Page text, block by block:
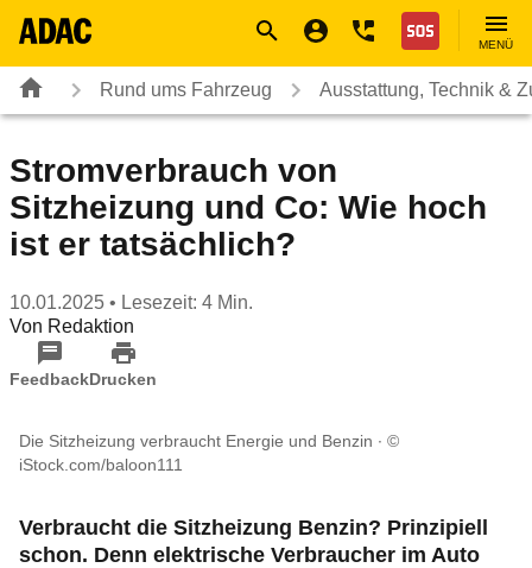
Nothilfe
MENÜ
Rund ums Fahrzeug Ausstattung, Technik &
Stromverbrauch von
Sitzheizung und Co: Wie hoch
ist er tatsächlich?
10.01.2025 • Lesezeit: 4 Min.
Von Redaktion
FeedbackDrucken
Die Sitzheizung verbraucht Energie und Benzin
©
iStock.com/baloon111
Verbraucht die Sitzheizung Benzin? Prinzipiell
schon. Denn elektrische Verbraucher im Auto